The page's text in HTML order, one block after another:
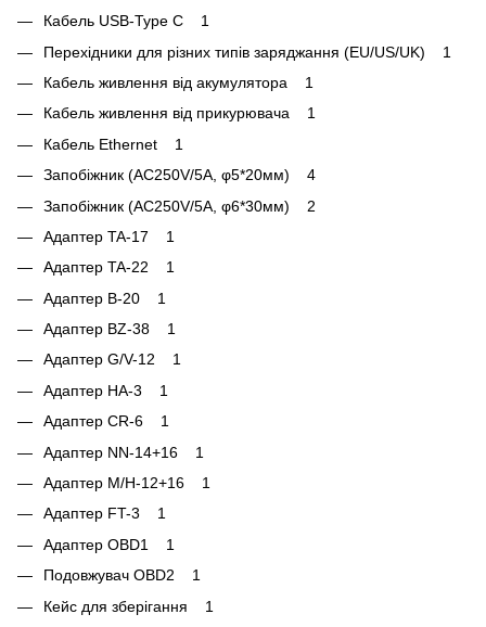
Кабель USB-Type C 1
Перехідники для різних типів заряджання (EU/US/UK) 1
Кабель живлення від акумулятора 1
Кабель живлення від прикурювача 1
Кабель Ethernet 1
Запобіжник (AC250V/5A, φ5*20мм) 4
Запобіжник (AC250V/5A, φ6*30мм) 2
Адаптер TA-17 1
Адаптер TA-22 1
Адаптер B-20 1
Адаптер BZ-38 1
Адаптер G/V-12 1
Адаптер HA-3 1
Адаптер CR-6 1
Адаптер NN-14+16 1
Адаптер M/H-12+16 1
Адаптер FT-3 1
Адаптер OBD1 1
Подовжувач OBD2 1
Кейс для зберігання 1